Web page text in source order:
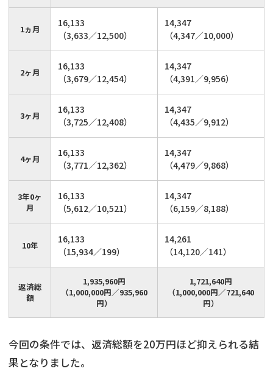
1ヵ月
16,133
（3,633／12,500）
14,347
（4,347／10,000）
2ヶ月
16,133
（3,679／12,454）
14,347
（4,391／9,956）
3ヶ月
16,133
（3,725／12,408）
14,347
（4,435／9,912）
4ヶ月
16,133
（3,771／12,362）
14,347
（4,479／9,868）
3年0ヶ
月
16,133
（5,612／10,521）
14,347
（6,159／8,188）
10年
16,133
（15,934／199）
14,261
（14,120／141）
返済総
額
1,935,960円
（1,000,000円／935,960
円）
1,721,640円
（1,000,000円／721,640
円）
今回の条件では、返済総額を20万円ほど抑えられる結
果となりました。